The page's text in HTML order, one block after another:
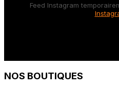
Feed Instagram
NOS BOUTIQUES